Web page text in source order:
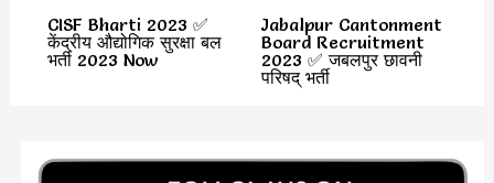
CISF Bharti 2023 ✅
केंद्रीय औद्योगिक सुरक्षा बल
भर्ती 2023 Now
Jabalpur Cantonment
Board Recruitment
2023 ✅ जबलपुर छावनी
परिषद् भर्ती